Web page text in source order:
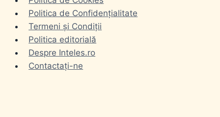
Politica de Confidențialitate
Termeni și Condiții
Politica editorială
Despre Inteles.ro
Contactați-ne